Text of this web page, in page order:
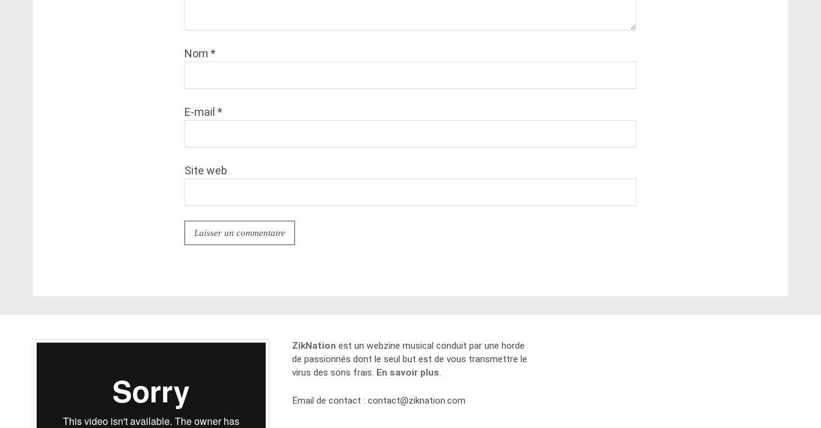
Nom *
E-mail *
Site web
ZikNation est un webzine musical conduit par une horde
de passionnés dont le seul but est de vous transmettre le
virus des sons frais. En savoir plus.
Email de contact :contact@ziknation.com